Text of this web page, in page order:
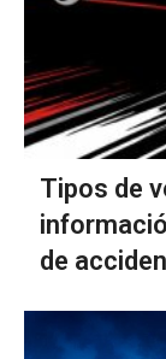
Tipos de
de